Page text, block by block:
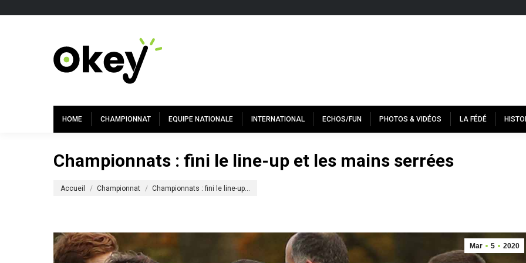
HOME CHAMPIONNAT EQUIPE NATIONALE INTERNATIONAL ECHOS/FUN PHOTOS & VIDÉOS LA FÉDÉ
Championnats : fini le line-up et les mains serrées
Accueil Championnat Championnats : fini le line-up…
Mar 5 2020